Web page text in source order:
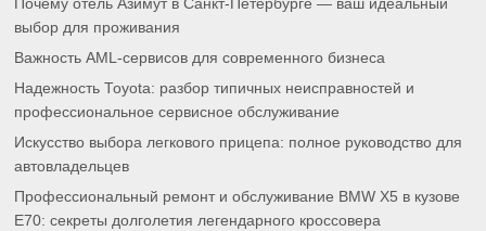
Почему отель Азимут в Санкт-Петербурге — ваш идеальный
выбор для проживания
Важность AML-сервисов для современного бизнеса
Надежность Toyota: разбор типичных неисправностей и
профессиональное сервисное обслуживание
Искусство выбора легкового прицепа: полное руководство для
автовладельцев
Профессиональный ремонт и обслуживание BMW X5 в кузове
E70: секреты долголетия легендарного кроссовера